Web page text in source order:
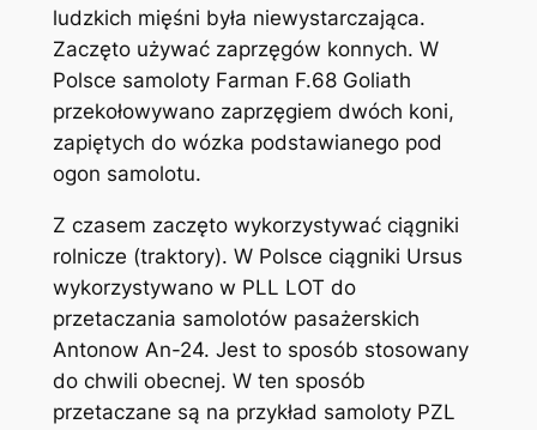
ludzkich mięśni była niewystarczająca.
Zaczęto używać zaprzęgów konnych. W
Polsce samoloty Farman F.68 Goliath
przekołowywano zaprzęgiem dwóch koni,
zapiętych do wózka podstawianego pod
ogon samolotu.
Z czasem zaczęto wykorzystywać ciągniki
rolnicze (traktory). W Polsce ciągniki Ursus
wykorzystywano w PLL LOT do
przetaczania samolotów pasażerskich
Antonow An-24. Jest to sposób stosowany
do chwili obecnej. W ten sposób
przetaczane są na przykład samoloty PZL